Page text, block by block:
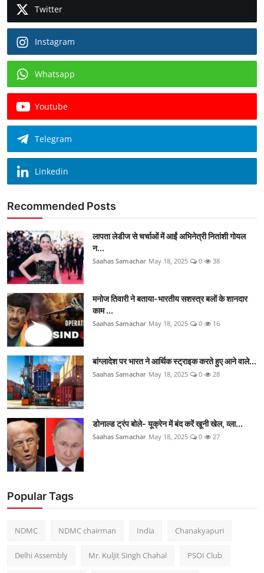
Twitter
Instagram
Whatsapp
Youtube
Telegram
Linkedin
Recommended Posts
लापता लेडीज से चर्चाओं में आईं अभिनेत्री नितांशी गोयल
न...
Saahas Samachar May 18, 2025 0 38
मनोज तिवारी ने बताया-भारतीय सशस्त्र बलों के शानदार
काम ...
Saahas Samachar May 18, 2025 0 16
बांग्लादेश पर भारत ने आर्थिक स्ट्राइक करते हुए आने वाले...
Saahas Samachar May 18, 2025 0 28
डोनाल्ड ट्रंप बोले- यूक्रेन में बंद करें खूनी खेल, व्ला...
Saahas Samachar May 18, 2025 0 27
Popular Tags
NDMC NDMC chairman India Chanakyapuri
Delhi Assembly Mr. Kuljit Singh Chahal PSOI Club